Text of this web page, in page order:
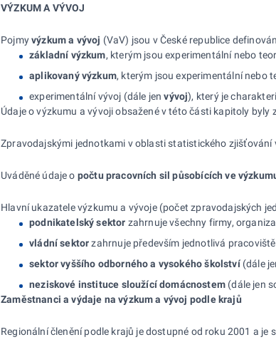
VÝZKUM A VÝVOJ
Pojmyvýzkum a vývoj (VaV) jsou v České republice
základní výzkum, kterým jsou experimentální nebo
aplikovaný výzkum, kterým jsou experimentální nebo
experimentální vývoj (dále jenvývoj), který je
Údaje o výzkumu a vývoji obsažené v této části kapitoly
Zpravodajskými jednotkami v oblasti statistického zjišťování
Uváděné údaje o počtu pracovních sil působících ve
Hlavní ukazatele výzkumu a vývoje (počet zpravodajských
podnikatelský sektor zahrnuje všechny firmy,
vládní sektorzahrnuje především jednotlivá
sektor vyššího odborného a vysokého školství(dále
neziskové instituce sloužící domácnostem (dále jen
Zaměstnanci a výdaje na výzkum a vývoj podle krajů
Regionální členění podle krajů je dostupné od roku 2001 a